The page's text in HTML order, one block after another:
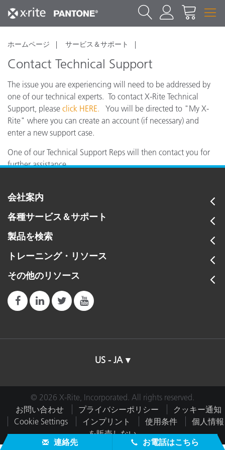
ホームページ サービス＆サポート
Contact Technical Support
The issue you are experiencing will need to be addressed by
one of our technical experts. To contact X-Rite Technical
Support, please click HERE. You will be directed to "My X-
Rite" where you can create an account (if necessary) and
enter a new support case.
One of our Technical Support Reps will then contact you for
further assistance.
会社案内
各種サービス＆サポート
製品を検索
トレーニング・リソース
その他のリソース
US - JA
© 2026 X-Rite, Incorporated. All rights reserved.
お問い合わせ
プライバシーポリシー
クッキー通知
Cookie Settings
インプリント 使用条件
個人情報
を販売しない
連絡先
お電話はこちら